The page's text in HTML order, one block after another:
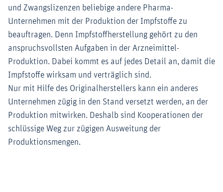
und Zwangslizenzen beliebige andere Pharma-
Unternehmen mit der Produktion der Impfstoffe zu
beauftragen. Denn Impfstoffherstellung gehört zu den
anspruchsvollsten Aufgaben in der Arzneimittel-
Produktion. Dabei kommt es auf jedes Detail an, damit die
Impfstoffe wirksam und verträglich sind.
Nur mit Hilfe des Originalherstellers kann ein anderes
Unternehmen zügig in den Stand versetzt werden, an der
Produktion mitwirken. Deshalb sind Kooperationen der
schlüssige Weg zur zügigen Ausweitung der
Produktionsmengen.